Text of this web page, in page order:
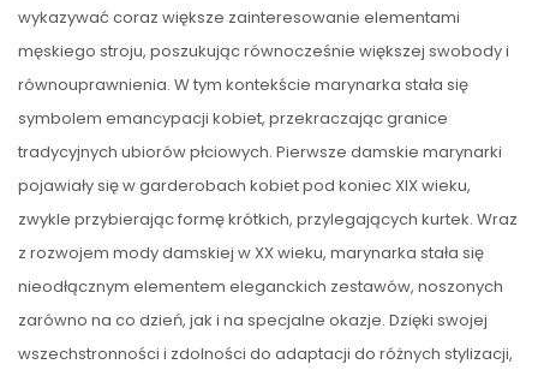
wykazywać coraz większe zainteresowanie elementami
męskiego stroju, poszukując równocześnie większej swobody i
równouprawnienia. W tym kontekście marynarka stała się
symbolem emancypacji kobiet, przekraczając granice
tradycyjnych ubiorów płciowych. Pierwsze damskie marynarki
pojawiały się w garderobach kobiet pod koniec XIX wieku,
zwykle przybierając formę krótkich, przylegających kurtek. Wraz
z rozwojem mody damskiej w XX wieku, marynarka stała się
nieodłącznym elementem eleganckich zestawów, noszonych
zarówno na co dzień, jak i na specjalne okazje. Dzięki swojej
wszechstronności i zdolności do adaptacji do różnych stylizacji,